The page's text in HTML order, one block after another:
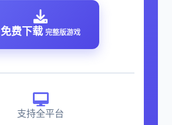
免费下载 完整版游戏
支持全平台